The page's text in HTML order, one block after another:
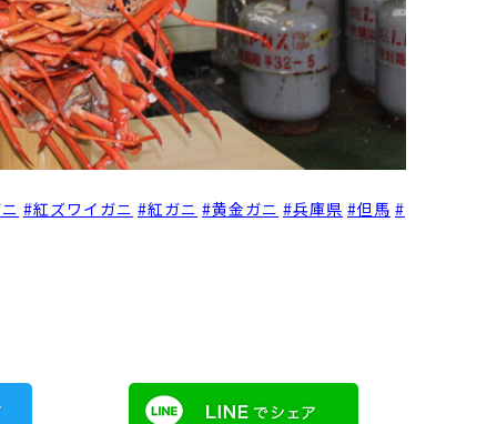
#紅ズワイガニ #紅ガニ #黄金ガニ #兵庫県 #但馬 #